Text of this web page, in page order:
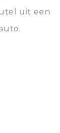
uit een